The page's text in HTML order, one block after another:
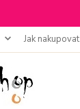
Jak nakupovat